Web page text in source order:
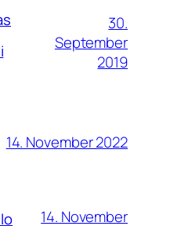
30.
September
2019
14. November 2022
14. November